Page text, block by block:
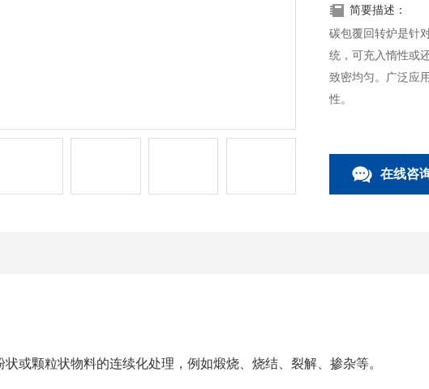
简要描述：
碳包覆回转炉是针
统，可充入惰性或
致密均匀。广泛应
性。
在线咨
状或颗粒状物料的连续化处理，例如煅烧、烧结、裂解、掺杂等。